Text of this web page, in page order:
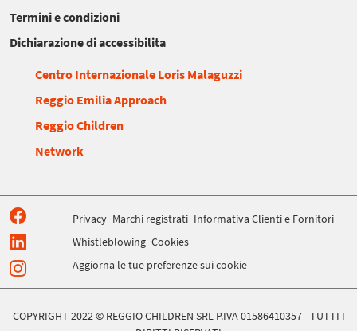
Termini e condizioni
Dichiarazione di accessibilita
Centro Internazionale Loris Malaguzzi
Reggio Emilia Approach
Reggio Children
Network
Privacy Marchi registrati Informativa Clienti e Fornitori
Whistleblowing Cookies
Aggiorna le tue preferenze sui cookie
COPYRIGHT 2022 © REGGIO CHILDREN SRL P.IVA 01586410357 - TUTTI I